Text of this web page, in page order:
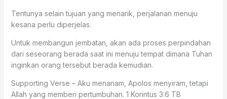
Tentunya selain tujuan yang menarik, perjalanan menuju
kesana perlu diperjelas.
Untuk membangun jembatan, akan ada proses perpindahan
dari seseorang berada saat ini menuju tempat dimana Tuhan
inginkan orang tersebut berada kemudian.
Supporting Verse – Aku menanam, Apolos menyiram, tetapi
Allah yang memberi pertumbuhan. 1 Korintus 3:6 TB